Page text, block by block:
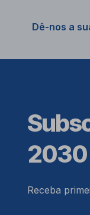
Dê-nos a
2030
Receba